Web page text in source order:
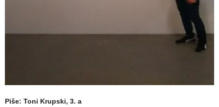
Piše: Toni Krupski, 3. a